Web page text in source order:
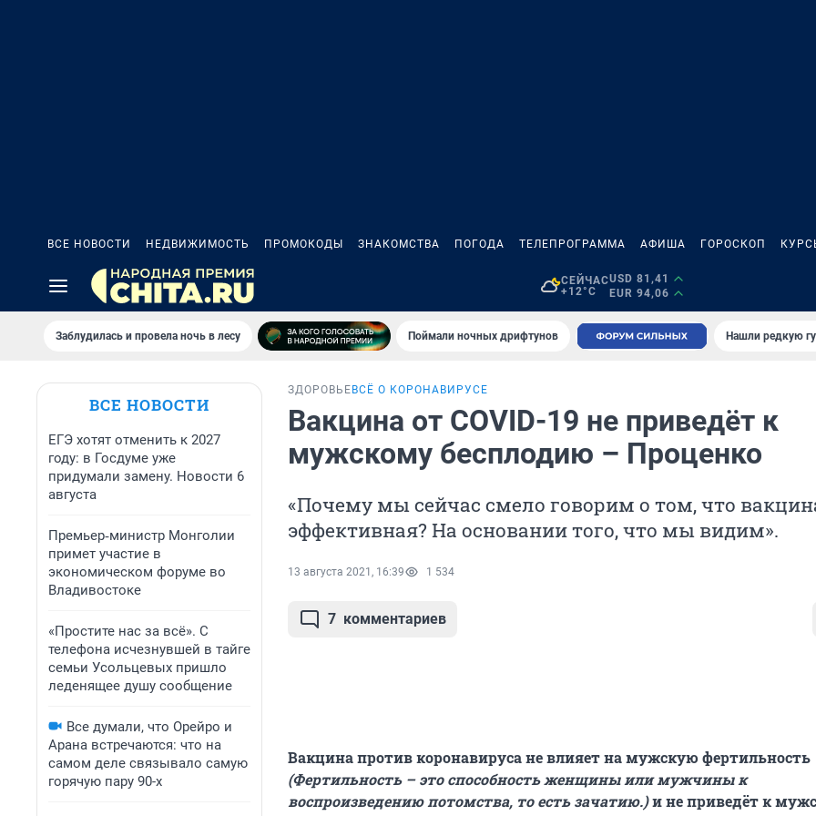
ВСЕ НОВОСТИ НЕДВИЖИМОСТЬ ПРОМОКОДЫ ЗНАКОМСТВА ПОГОДА ТЕЛЕПРОГРАММА АФИША ГОРОСКОП
СЕЙЧАС
+12°C
USD 81,41
EUR 94,06
Заблудилась и провела ночь в лесу Поймали ночных дрифтунов Нашли редкую
ВСЕ НОВОСТИ
ЕГЭ хотят отменить к 2027
году: в Госдуме уже
придумали замену. Новости 6
августа
Премьер‑министр Монголии
примет участие в
экономическом форуме во
Владивостоке
«Простите нас за всё». С
телефона исчезнувшей в тайге
семьи Усольцевых пришло
леденящее душу сообщение
Все думали, что Орейро и
Арана встречаются: что на
самом деле связывало самую
горячую пару 90-х
ЗДОРОВЬЕ ВСЁ О КОРОНАВИРУСЕ
Вакцина от COVID-19 не приведёт к
мужскому бесплодию – Проценко
«Почему мы сейчас смело говорим о том, что
эффективная? На основании того, что мы видим».
13 августа 2021, 16:39 1 534
7 комментариев
Вакцина против коронавируса не влияет на мужскую фертильность
(Фертильность – это способность женщины или мужчины к
воспроизведению потомства, то есть зачатию.)и не приведёт к